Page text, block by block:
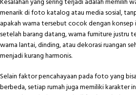
Kesalahan yang sering terjadi adalah memilih
menarik di foto katalog atau media sosial,
apakah warna tersebut cocok dengan
setelah barang datang, warna furniture justru
warna lantai, dinding, atau dekorasi ruangan
menjadi kurang harmonis.
Selain faktor pencahayaan pada foto yang
berbeda, setiap rumah juga memiliki karakter